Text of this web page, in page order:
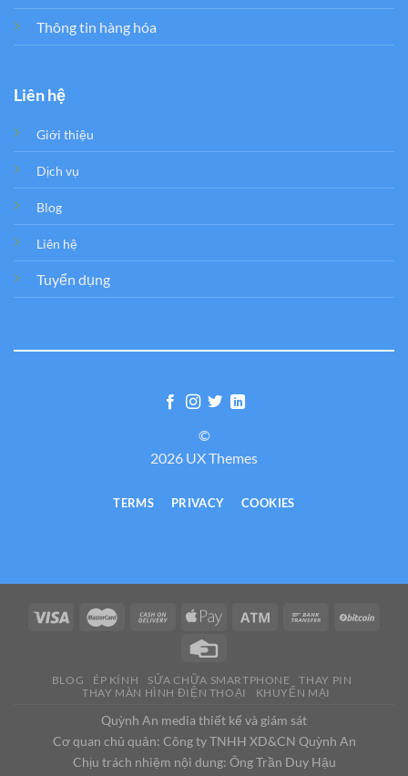
Thông tin hàng hóa
Liên hệ
Giới thiệu
Dịch vụ
Blog
Liên hệ
Tuyển dụng
©
2026 UX Themes
TERMS PRIVACY COOKIES
BLOG ÉP KÍNH SỬA CHỮA SMARTPHONE
THAY PIN
THAY MÀN HÌNH ĐIỆN THOẠI
KHUYẾN MẠI
Quỳnh An media thiết kế và giám sát
Cơ quan chủ quản: Công ty TNHH XD&CN Quỳnh An
Chịu trách nhiệm nội dung: Ông Trần Duy Hậu